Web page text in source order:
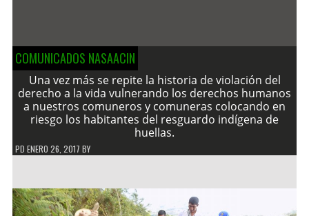
COMUNICADOS NASAACIN
Una vez más se repite la historia de violación del
derecho a la vida vulnerando los derechos humanos
a nuestros comuneros y comuneras colocando en
riesgo los habitantes del resguardo indígena de
huellas.
PD ENERO 26, 2017 BY